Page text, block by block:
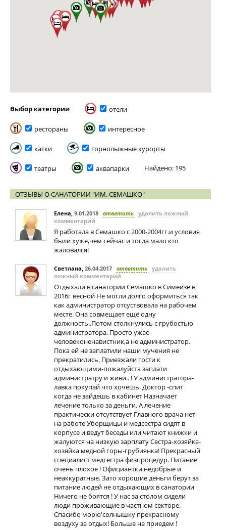
Выбор категории отели
рестораны интересное
катки горнолыжные курорты
театры аквапарки Найдено: 195
ОТЗЫВЫ О САНАТОРИИ "ИМ. СЕМАШКО"
Елена, 9.01.2018 ответить удалить ложный
комментарий
Я работала в Семашко с 2000-2004гг.и условия
были хуже,чем сейчас и тогда мало кто
жаловался!
Светлана, 26.04.2017 ответить удалить
ложный комментарий
Отдыхали в санатории Семашко в Симеизе в
2016г весной Не могли долго оформиться так
как администратор отсуствовала на рабочем
месте. Она совмещает ещё одну
должность..Потом столкнулись с грубостью
администратора, Просто ужас-
человеконенавистник,а не администратор.
Пока ей не заплатили наши мучения не
прекратились. Приезжали гости к
отдыхающими-пожалуйста заплати
администратру и живи.. ! У администратора-
лавка покупай что хочешь. Доктор -спит
когда не зайдешь в кабинет Назначает
лечение только за деньги. А лечение
практически отсутствует Главного врача нет
на работе Уборщицы и медсестра сидят в
корпусе и ведут беседы или читают книжки и
жалуются на низкую зарплату Сестра-хозяйка-
хозяйка медной горы-грубиянка! Прекрасный
специалист медсестра физпроцедур. Питание
очень плохое ! Официантки недобрые и
неаккуратные. Зато хорошие деньги берут за
питание людей не отдыхающих в санатории
Ничего не боятся ! У нас за столом сидели
люди проживающие в частном секторе.
Спасибо морю'солнышку прекрасному
воздуху за отдых! Больше не приедем !